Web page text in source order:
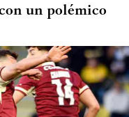
un polémico